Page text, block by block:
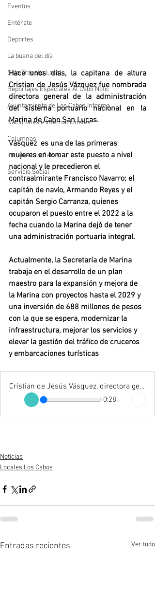
Eventos
Entérate
Deportes
La buena del día
Sólo Tránsito Local
Reportajes Especiales Al Cabo Notic
Ayuntamiento de Los Cabos Informa
Nacionales e Internacionales
Columnas
Locales Los Cabos
Servicio Social
Hace unos días, la capitana de altura
Cristian de Jesús Vázquez fue nombrada
directora general de la administración
del sistema portuario nacional en la
Marina de Cabo San Lucas.
Vásquez  es una de las primeras
mujeres en tomar este puesto a nivel
nacional y le precedieron el
contraalmirante Francisco Navarro; el
capitán de navío, Armando Reyes y el
capitán Sergio Carranza, quienes
ocuparon el puesto entre el 2022 a la
fecha cuando la Marina dejó de tener
una administración portuaria integral.
Actualmente, la Secretaría de Marina
trabaja en el desarrollo de un plan
maestro para la expansión y mejora de
la Marina con proyectos hasta el 2029 y
una inversión de 688 millones de pesos
con la que se espera, modernizar la
infraestructura, mejorar los servicios y
elevar la gestión del tráfico de cruceros
y embarcaciones turísticas
Cristian de Jesús Vásquez, directora general de la Administración Portuaria Nacional (ASIPONA)
0:28
Noticias
Locales Los Cabos
Entradas recientes Ver todo